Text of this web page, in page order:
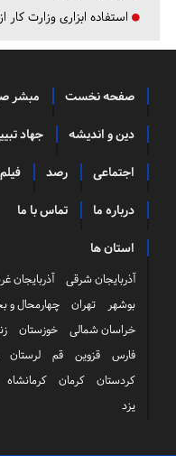
استفاده ابزاری وزارت
صفحه نخست مبشر
دین و اندیشه جهاد
اجتماعی رصد
درباره ما تماس با ما
استان ها
آذربایجان شرقی آذربایجان
بوشهر
تهران چهارمحال و
خراسان شمالی
خوزستان
فارس
قزوین قم لرستان
کردستان
کرمان کرمانشاه
یزد